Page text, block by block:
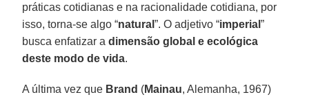
práticas cotidianas e na racionalidade cotidiana, por
isso, torna-se algo “natural”. O adjetivo “imperial”
busca enfatizar adimensão global e ecológica
deste modo de vida.
A última vez que Brand (Mainau, Alemanha, 1967)